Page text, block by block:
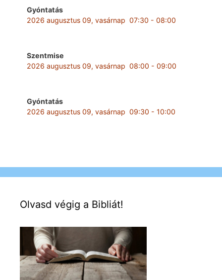
Gyóntatás
2026 augusztus 09, vasárnap 07:30 - 08:00
Szentmise
2026 augusztus 09, vasárnap 08:00 - 09:00
Gyóntatás
2026 augusztus 09, vasárnap 09:30 - 10:00
Olvasd végig a Bibliát!